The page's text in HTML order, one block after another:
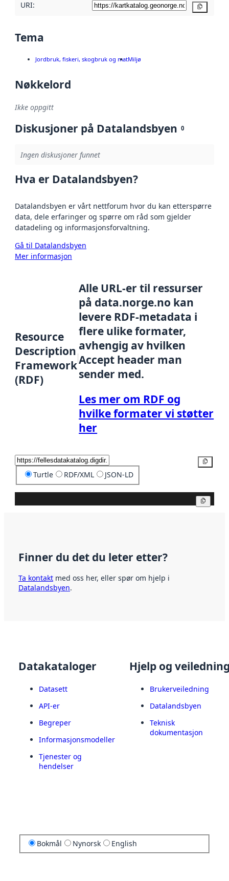
URI:
Tema
Jordbruk, fiskeri, skogbruk og matMiljø
Nøkkelord
Ikke oppgitt
Diskusjoner på Datalandsbyen 0
Ingen diskusjoner funnet
Hva er Datalandsbyen?
Datalandsbyen er vårt nettforum hvor du kan etterspørre
data, dele erfaringer og spørre om råd som gjelder
datadeling og informasjonsforvaltning.
Gå til Datalandsbyen
Mer informasjon
Resource
Description
Framework
(RDF)
Alle URL-er til ressurser
på data.norge.no kan
levere RDF-metadata i
flere ulike formater,
avhengig av hvilken
Accept header man
sender med.
Les mer om RDF og
hvilke formater vi støtter
her
Turtle RDF/XML JSON-LD
Finner du det du leter etter?
Ta kontakt med oss her, eller spør om hjelp i
Datalandsbyen.
Datakataloger
Datasett
API-er
Begreper
Informasjonsmodeller
Tjenester og
hendelser
Hjelp og
Brukerveiledning
Datalandsbyen
Teknisk
dokumentasjon
Bokmål Nynorsk English